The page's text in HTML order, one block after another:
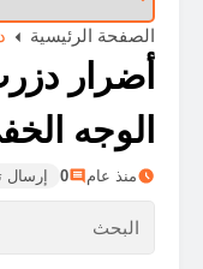
الصفحة الرئيسية
أضرار
الوجه
منذ عام 0 إرسال